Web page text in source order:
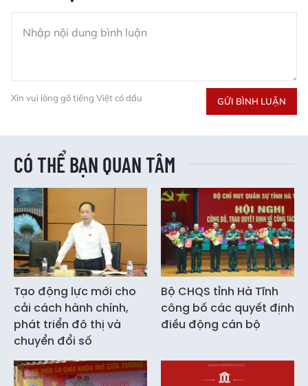
Xin vui lòng gõ tiếng Việt có dấu GỬI BÌNH LUẬN
CÓ THỂ BẠN QUAN TÂM
Tạo động lực mới cho
cải cách hành chính,
phát triển đô thị và
chuyển đổi số
Bộ CHQS tỉnh Hà Tĩnh
công bố các quyết định
điều động cán bộ